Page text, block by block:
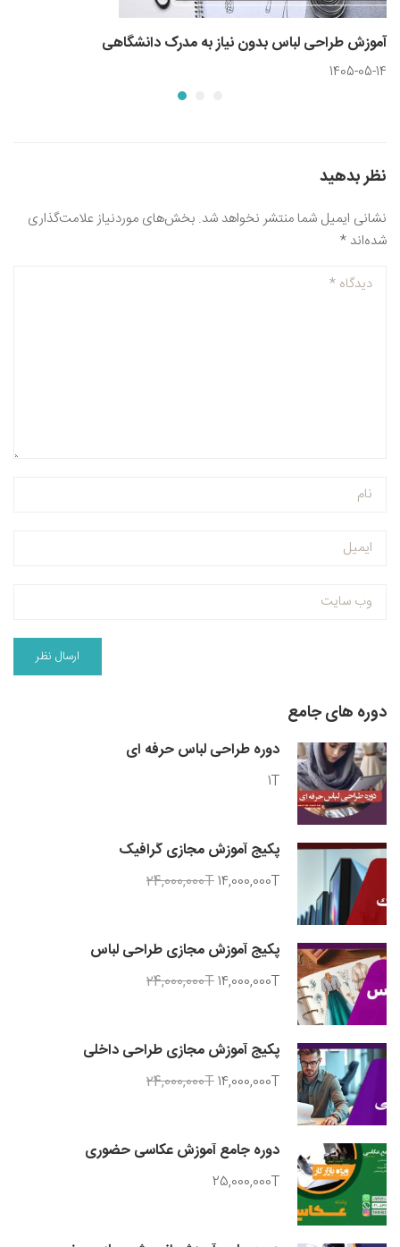
آموزش طراحی لباس بدون نیاز به مدرک دانشگاهی
1405-05-14
نظر بدهید
نشانی ایمیل شما منتشر نخواهد شد. بخش‌های موردنیاز علامت‌گذاری
شده‌اند *
دوره های جامع
دوره طراحی لباس حرفه ای
1T
پکیج آموزش مجازی گرافیک
24,000,000T14,000,000T
پکیج آموزش مجازی طراحی لباس
24,000,000T14,000,000T
پکیج آموزش مجازی طراحی داخلی
24,000,000T14,000,000T
دوره جامع آموزش عکاسی حضوری
25,000,000T